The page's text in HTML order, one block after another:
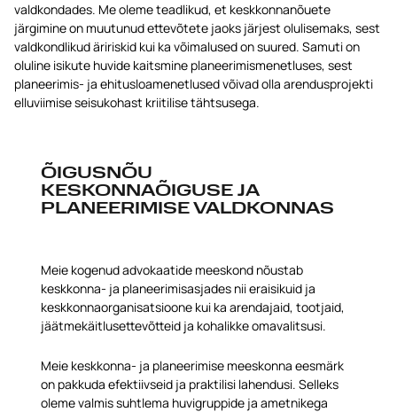
valdkondades. Me oleme teadlikud, et keskkonnanõuete
järgimine on muutunud ettevõtete jaoks järjest olulisemaks, sest
valdkondlikud äririskid kui ka võimalused on suured. Samuti on
oluline isikute huvide kaitsmine planeerimismenetluses, sest
planeerimis- ja ehitusloamenetlused võivad olla arendusprojekti
elluviimise seisukohast kriitilise tähtsusega.
ÕIGUSNÕU
KESKONNAÕIGUSE JA
PLANEERIMISE VALDKONNAS
Meie kogenud advokaatide meeskond nõustab
keskkonna- ja planeerimisasjades nii eraisikuid ja
keskkonnaorganisatsioone kui ka arendajaid, tootjaid,
jäätmekäitlusettevõtteid ja kohalikke omavalitsusi.
Meie keskkonna- ja planeerimise meeskonna eesmärk
on pakkuda efektiivseid ja praktilisi lahendusi. Selleks
oleme valmis suhtlema huvigruppide ja ametnikega